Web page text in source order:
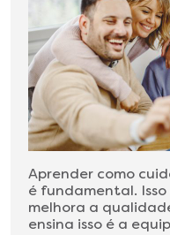
Aprender como
é fundamental.
melhora a
ensina isso é a